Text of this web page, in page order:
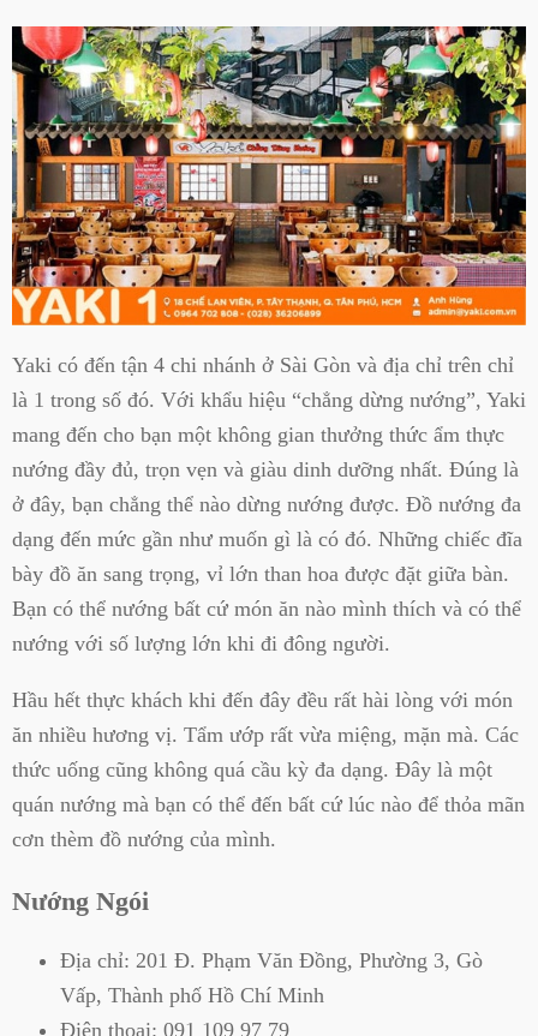
Yaki có đến tận 4 chi nhánh ở Sài Gòn và địa chỉ trên chỉ
là 1 trong số đó. Với khẩu hiệu “chẳng dừng nướng”, Yaki
mang đến cho bạn một không gian thưởng thức ẩm thực
nướng đầy đủ, trọn vẹn và giàu dinh dưỡng nhất. Đúng là
ở đây, bạn chẳng thể nào dừng nướng được. Đồ nướng đa
dạng đến mức gần như muốn gì là có đó. Những chiếc đĩa
bày đồ ăn sang trọng, vỉ lớn than hoa được đặt giữa bàn.
Bạn có thể nướng bất cứ món ăn nào mình thích và có thể
nướng với số lượng lớn khi đi đông người.
Hầu hết thực khách khi đến đây đều rất hài lòng với món
ăn nhiều hương vị. Tẩm ướp rất vừa miệng, mặn mà. Các
thức uống cũng không quá cầu kỳ đa dạng. Đây là một
quán nướng mà bạn có thể đến bất cứ lúc nào để thỏa mãn
cơn thèm đồ nướng của mình.
Nướng Ngói
Địa chỉ: 201 Đ. Phạm Văn Đồng, Phường 3, Gò
Vấp, Thành phố Hồ Chí Minh
Điện thoại: 091 109 97 79